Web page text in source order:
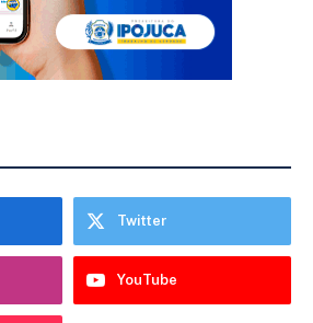
Twitter
YouTube